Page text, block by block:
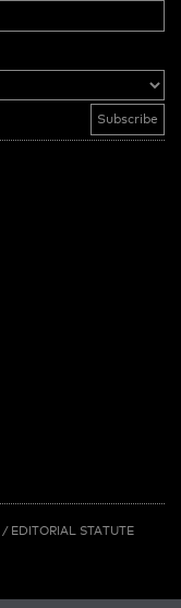
(PDF)
/ EDITORIAL STATUTE(PDF)